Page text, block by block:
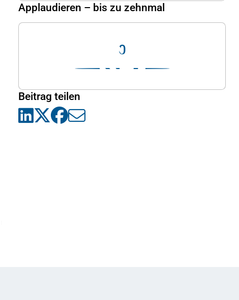
Applaudieren – bis zu zehnmal
0
Beitrag teilen